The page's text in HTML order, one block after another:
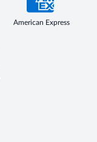
American Express